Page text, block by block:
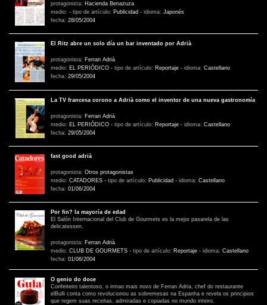
protagonista: Hacienda Benazuza
medio: - tipo de artículo: Publicidad - idioma: Japonés
fecha: 28/05/2004
El Ritz abre un solo día un bar inventado por Adrià
protagonista: Ferran Adrià
medio: EL PERIÓDICO - tipo de artículo: Reportaje - idioma: Castellano
fecha: 29/05/2004
La TV francesa corono a Adrià como el inventor de una nueva gastronomía
protagonista: Ferran Adrià
medio: EL PERIÓDICO - tipo de artículo: Reportaje - idioma: Castellano
fecha: 29/05/2004
fast good adrià
protagonista: Otros protagonistas
medio: CATADORES - tipo de artículo: Publicidad - idioma: Castellano
fecha: 01/06/2004
Por fin? la mayoría de edad
El Salón Internacional del Club de Gourmets es la mejor pasarela de las
delicatessen.
protagonista: Ferran Adrià
medio: CLUB DE GOURMETS - tipo de artículo: Reportaje - idioma: Castellano
fecha: 01/06/2004
O genio do doce
Confeiteiro talentoso, o irmao mais novo de Ferran Adria, chef do restaurante
elBulli conta como revolucionou as sobremesas na Espanha e revela os principios
que regem suas receitas, admiradas e copiadas no mundo inteiro.